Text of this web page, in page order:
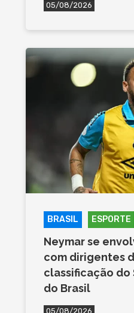
05/08/2026
BRASIL ESPORTE
Neymar se
com dirigentes
classificação do
do Brasil
05/08/2026